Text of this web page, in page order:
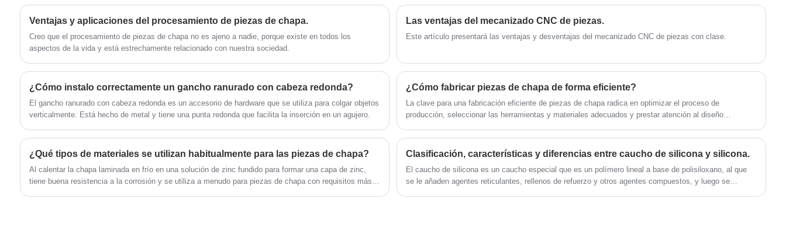
de necesidades, desde formas simples hasta
estructuras complejas, desde procesos
tradicionales hasta tecnología avanzada.
Estas guías para cajones de alta resistencia
están diseñadas para brindar máxima
durabilidad y resistencia, una guía para
cajones con canal telescópico capaz de
soportar cargas pesadas mientras mantiene la
suave.
clientes. Compre con confianza y pruébelo
usted mismo para terminar un maravilloso
proyecto de bricolaje. Tenemos 20 años de
herrajes para mejoras en el hogar. Siempre
vamos por la creación y nuevos desafíos.
productos químicos, tratamiento de agua y
otros campos debido a su durabilidad, fácil
operación y excelente rendimiento de sellado.
estricto control de calidad, no solo ofrecemos
personalizadas para satisfacer las
necesidades de aplicaciones diversificadas.
Ventajas y aplicaciones del procesamiento de piezas de chapa.
Creo que el procesamiento de piezas de chapa no es ajeno a nadie, porque existe en todos los
aspectos de la vida y está estrechamente relacionado con nuestra sociedad.
Las ventajas del mecanizado CNC de piezas.
Este artículo presentará las ventajas y desventajas del mecanizado CNC de piezas con clase.
¿Cómo instalo correctamente un gancho ranurado con cabeza redonda?
El gancho ranurado con cabeza redonda es un accesorio de hardware que se utiliza para colgar objetos
verticalmente. Está hecho de metal y tiene una punta redonda que facilita la inserción en un agujero.
¿Cómo fabricar piezas de chapa de forma eficiente?
La clave para una fabricación eficiente de piezas de chapa radica en optimizar el proceso de
producción, seleccionar las herramientas y materiales adecuados y prestar atención al diseño
¿Qué tipos de materiales se utilizan habitualmente para las piezas de chapa?
Al calentar la chapa laminada en frío en una solución de zinc fundido para formar una capa de zinc,
tiene buena resistencia a la corrosión y se utiliza a menudo para piezas de chapa con requisitos más
Clasificación, características y diferencias entre caucho de silicona y silicona.
El caucho de silicona es un caucho especial que es un polímero lineal a base de polisiloxano, al que
se le añaden agentes reticulantes, rellenos de refuerzo y otros agentes compuestos, y luego se